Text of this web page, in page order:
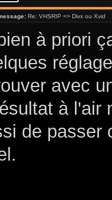
Re: VHSRIP => Divx ou Xvid
à priori
avec
à l'air
de passer